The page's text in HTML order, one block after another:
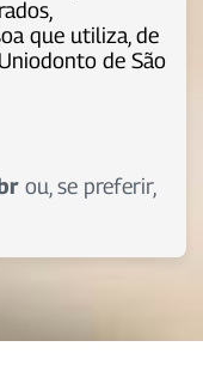
que utiliza, de
de São
ou, se preferir,